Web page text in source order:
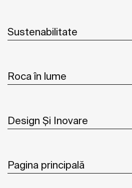
Sustenabilitate
Roca în lume
Design Și Inovare
Pagina principală